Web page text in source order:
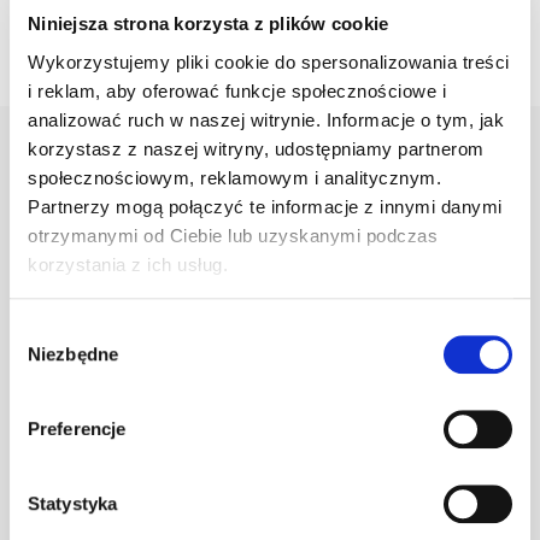
Niniejsza strona korzysta z plików cookie
Wykorzystujemy pliki cookie do spersonalizowania treści
i reklam, aby oferować funkcje społecznościowe i
analizować ruch w naszej witrynie. Informacje o tym, jak
korzystasz z naszej witryny, udostępniamy partnerom
społecznościowym, reklamowym i analitycznym.
Partnerzy mogą połączyć te informacje z innymi danymi
otrzymanymi od Ciebie lub uzyskanymi podczas
korzystania z ich usług.
zgody
Niezbędne
Preferencje
Statystyka
Warianty Opis Specyfikacja